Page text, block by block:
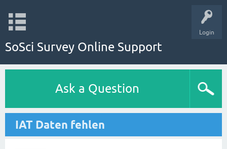
Login
SoSci Survey Online Support
Ask a Question
IAT Daten fehlen